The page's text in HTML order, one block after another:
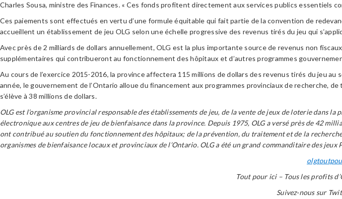
Charles Sousa, ministre des Finances. « Ces fonds profitent directement aux services publics essentiels
Ces paiements sont effectués en vertu d’une formule équitable qui fait partie de la convention de
accueillent un établissement de jeu OLG selon une échelle progressive des revenus tirés du jeu qui
Avec près de 2 milliards de dollars annuellement, OLG est la plus importante source de revenus non
supplémentaires qui contribueront au fonctionnement des hôpitaux et d’autres programmes
Au cours de l’exercice 2015-2016, la province affectera 115 millions de dollars des revenus tirés du jeu
année, le gouvernement de l’Ontario alloue du financement aux programmes provinciaux de recherche,
s’élève à 38 millions de dollars.
OLG est l’organisme provincial responsable des établissements de jeu, de la vente de jeux de loterie dans
électronique aux centres de jeu de bienfaisance dans la province. Depuis 1975, OLG a versé près de 42
ont contribué au soutien du fonctionnement des hôpitaux; de la prévention, du traitement et de la
organismes de bienfaisance locaux et provinciaux de l’Ontario. OLG a été un grand commanditaire des jeux
Tout pour ici – Tous les profits
Suivez-nous sur